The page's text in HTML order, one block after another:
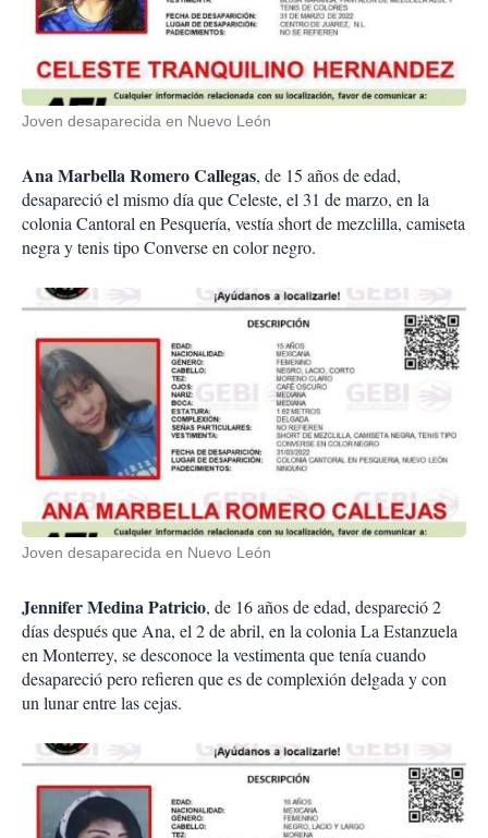
Joven desaparecida en Nuevo León
Ana Marbella Romero Callegas, de 15 años de edad,
desapareció el mismo día que Celeste, el 31 de marzo, en la
colonia Cantoral en Pesquería, vestía short de mezclilla, camiseta
negra y tenis tipo Converse en color negro.
Joven desaparecida en Nuevo León
Jennifer Medina Patricio, de 16 años de edad, despareció 2
días después que Ana, el 2 de abril, en la colonia La Estanzuela
en Monterrey, se desconoce la vestimenta que tenía cuando
desapareció pero refieren que es de complexión delgada y con
un lunar entre las cejas.